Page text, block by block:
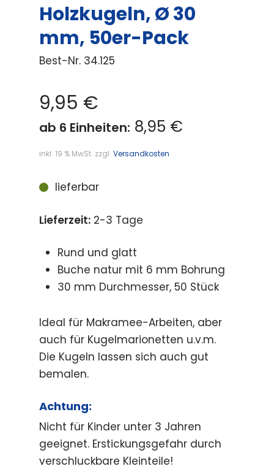
Holzkugeln, Ø 30
mm, 50er-Pack
Best-Nr. 34.125
9,95 €
ab 6 Einheiten: 8,95 €
inkl. 19 % MwSt. zzgl. Versandkosten
lieferbar
Lieferzeit: 2-3 Tage
Rund und glatt
Buche natur mit 6 mm Bohrung
30 mm Durchmesser, 50 Stück
Ideal für Makramee-Arbeiten, aber
auch für Kugelmarionetten u.v.m.
Die Kugeln lassen sich auch gut
bemalen.
Achtung:
Nicht für Kinder unter 3 Jahren
geeignet. Erstickungsgefahr durch
verschluckbare Kleinteile!